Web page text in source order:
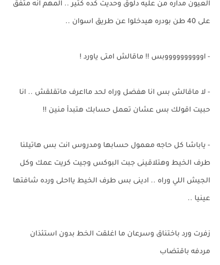
العيون مداره من عليه دلوق وحديت كده كتير .. المهم انه متفق
على 40 طن بودره هيدخلوا عن طريق اسوان ..
- اووووووووووبس !! ماقالش امتى ياورد !
- لا ماقالش بس انا هفضل وراه لحد مااعرف ماتقلقش .. انا
حبيت اقولك بس عشان تعمل حسابك هتبدأ منين !!
- ياباشا كل حاجه معمول حسابها ومدروس انت بس هاتيلنا
طرف الخيط وهتلاقينى جبت البوكس وجيت كريت عمك وكل
الجيش اللي وراه .. ادينى بس طرف الخيط يااحلى ورده شافتها
عينيا ..
زفرت ورد باختناق وسرعان ما اغلقت الخط بدون استئذان
مردفه باقتضاب